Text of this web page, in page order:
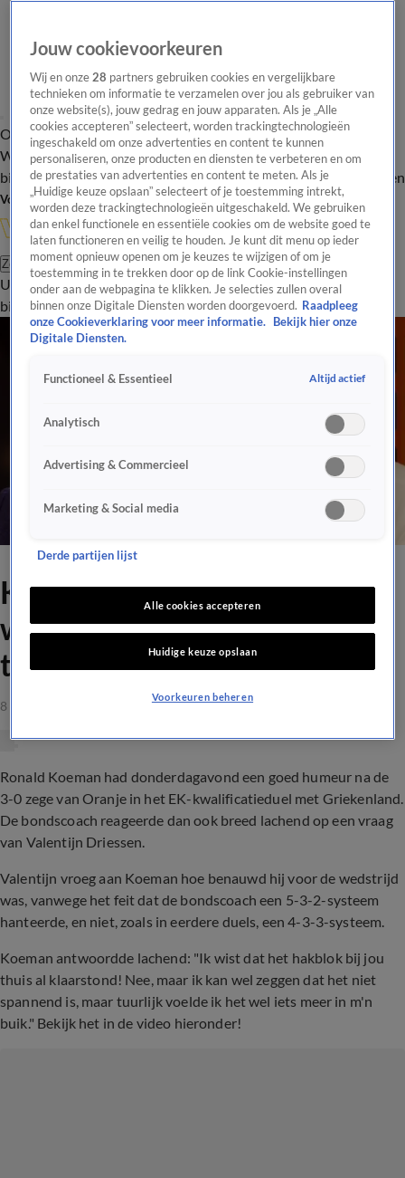
Overzicht Onze programma's Uitzendingen Onze gezichten
In de
WandelgangenInterviewsUitzending
bijwonenPodcastShopVeelgestelde vragenKijkersvraag insturen
Volg Vandaag Inside
Zoeken
UitzendingenVandaag InsideDe OranjezomerShopUitzending
bijwonen
Koeman tegen Valentijn: 'Ik
wist dat het hakblok bij jou
thuis al klaarstond!'
8 sep 2023, 09:47
Ronald Koeman had donderdagavond een goed humeur na de
3-0 zege van Oranje in het EK-kwalificatieduel met Griekenland.
De bondscoach reageerde dan ook breed lachend op een vraag
van Valentijn Driessen.
Valentijn vroeg aan Koeman hoe benauwd hij voor de wedstrijd
was, vanwege het feit dat de bondscoach een 5-3-2-systeem
hanteerde, en niet, zoals in eerdere duels, een 4-3-3-systeem.
Koeman antwoordde lachend: "Ik wist dat het hakblok bij jou
thuis al klaarstond! Nee, maar ik kan wel zeggen dat het niet
spannend is, maar tuurlijk voelde ik het wel iets meer in m'n
buik." Bekijk het in de video hieronder!
Jouw cookievoorkeuren
Wij en onze28 partners gebruiken cookies en vergelijkbare
technieken om informatie te verzamelen over jou als gebruiker van
onze website(s), jouw gedrag en jouw apparaten. Als je „Alle
cookies accepteren” selecteert, worden trackingtechnologieën
ingeschakeld om onze advertenties en content te kunnen
personaliseren, onze producten en diensten te verbeteren en om
de prestaties van advertenties en content te meten. Als je
„Huidige keuze opslaan” selecteert of je toestemming intrekt,
worden deze trackingtechnologieën uitgeschakeld. We gebruiken
dan enkel functionele en essentiële cookies om de website goed te
laten functioneren en veilig te houden. Je kunt dit menu op ieder
moment opnieuw openen om je keuzes te wijzigen of om je
toestemming in te trekken door op de link Cookie-instellingen
onder aan de webpagina te klikken. Je selecties zullen overal
binnen onze Digitale Diensten worden doorgevoerd. Raadpleeg
onze Cookieverklaring voor meer informatie.
Bekijk hier onze
Digitale Diensten.
Functioneel & Essentieel Altijd actief
Analytisch
Advertising & Commercieel
Marketing & Social media
Derde partijen lijst
Alle cookies accepteren
Huidige keuze opslaan
Voorkeuren beheren